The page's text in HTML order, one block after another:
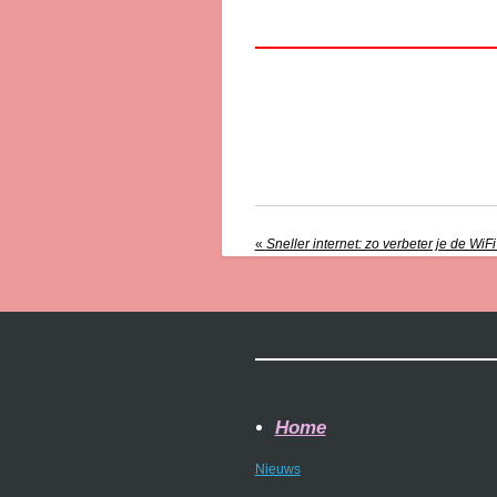
« Sneller internet: zo verbeter je de
Home
Nieuws